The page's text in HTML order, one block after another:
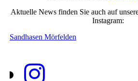
Aktuelle News finden Sie auch auf
Instagram:
Sandhasen Mörfelden